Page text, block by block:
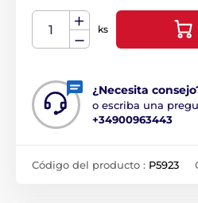
ks
¿Necesita
o escriba una
+34900963443
Código del producto : P5923